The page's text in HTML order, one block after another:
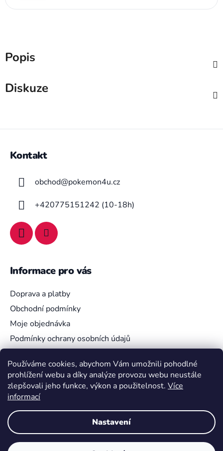
Používáme cookies, abychom Vám umožnili pohodlné
prohlížení webu a díky analýze provozu webu neustále
zlepšovali jeho funkce, výkon a použitelnost. Více
informací
Nastavení
Popis
Diskuze
Kontakt
obchod@pokemon4u.cz
+420775151242 (10-18h)
Informace pro vás
Doprava a platby
Obchodní podmínky
Moje objednávka
Podmínky ochrany osobních údajů
Vyhledávání
HLEDAT